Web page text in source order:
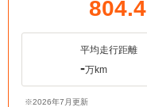
804.4
平均走行距離
-万km
※2026年7月更新